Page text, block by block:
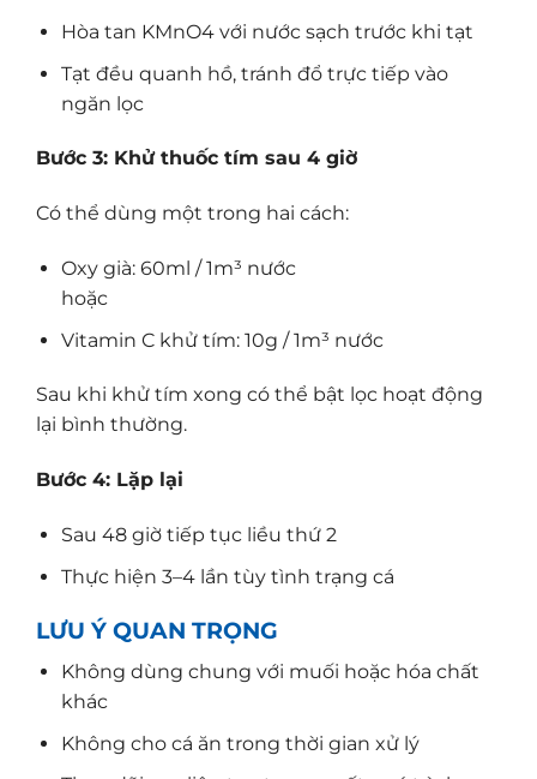
Hòa tan KMnO4 với nước sạch trước khi tạt
Tạt đều quanh hồ, tránh đổ trực tiếp vào
ngăn lọc
Bước 3: Khử thuốc tím sau 4 giờ
Có thể dùng một trong hai cách:
Oxy già: 60ml / 1m³ nước
hoặc
Vitamin C khử tím: 10g / 1m³ nước
Sau khi khử tím xong có thể bật lọc hoạt động
lại bình thường.
Bước 4: Lặp lại
Sau 48 giờ tiếp tục liều thứ 2
Thực hiện 3–4 lần tùy tình trạng cá
LƯU Ý QUAN TRỌNG
Không dùng chung với muối hoặc hóa chất
khác
Không cho cá ăn trong thời gian xử lý